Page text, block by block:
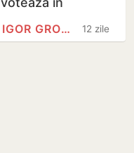
citesc toate
12 zile
IGOR GROSU